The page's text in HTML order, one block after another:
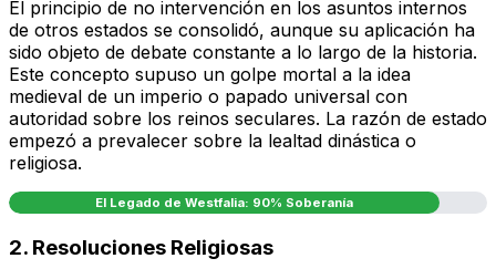
El principio de no intervención en los asuntos internos
de otros estados se consolidó, aunque su aplicación ha
sido objeto de debate constante a lo largo de la historia.
Este concepto supuso un golpe mortal a la idea
medieval de un imperio o papado universal con
autoridad sobre los reinos seculares. La razón de estado
empezó a prevalecer sobre la lealtad dinástica o
religiosa.
El Legado de Westfalia: 90% Soberanía
2. Resoluciones Religiosas